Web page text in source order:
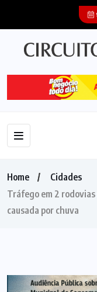
Home
Cidades
Tráfego em 2
causada por chuva